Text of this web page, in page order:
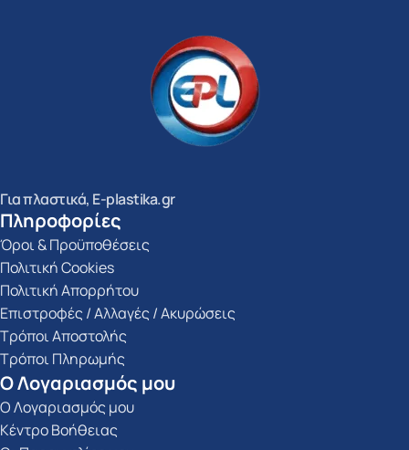
Για πλαστικά, E-plastika.gr
Πληροφορίες
Όροι & Προϋποθέσεις
Πολιτική Cookies
Πολιτική Απορρήτου
Επιστροφές / Αλλαγές / Ακυρώσεις
Τρόποι Αποστολής
Τρόποι Πληρωμής
Ο Λογαριασμός μου
Ο Λογαριασμός μου
Κέντρο Βοήθειας